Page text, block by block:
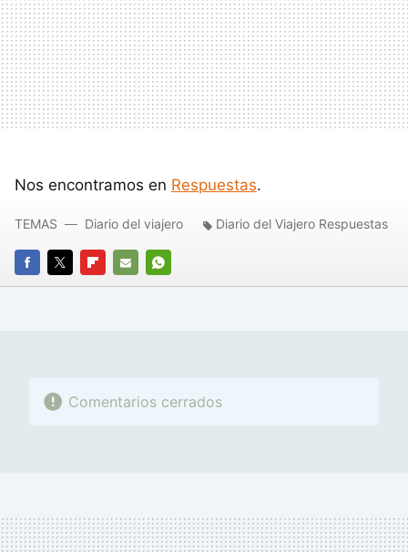
Nos encontramos en Respuestas.
FACEBOOK
TWITTERFLIPBOARD
E-
WHATSAPP
TEMAS Diario del viajero Diario del Viajero Respuestas
Comentarios cerrados